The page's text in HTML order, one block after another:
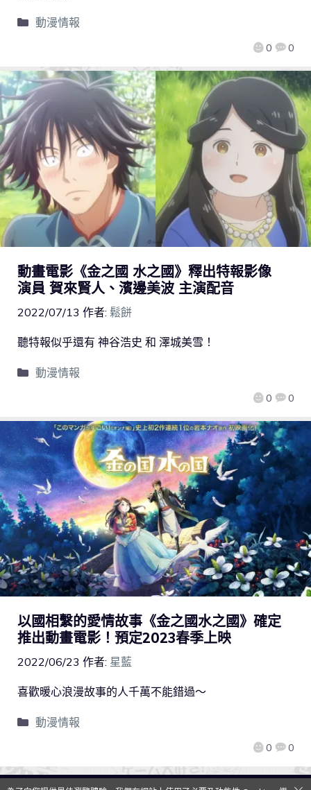
0 0
動漫情報
動畫電影《金之國 水之國》釋出特報影像
演員 賀來賢人、濱邊美波 主演配音
2022/07/13 作者: 鬆餅
0 0
聽特報似乎還有 神谷浩史 和 澤城美雪！
動漫情報
以國相繫的愛情故事《金之國水之國》確定
推出動畫電影！預定2023春季上映
2022/06/23 作者: 星藍
0 0
喜歡暖心浪漫故事的人千萬不能錯過～
動漫情報